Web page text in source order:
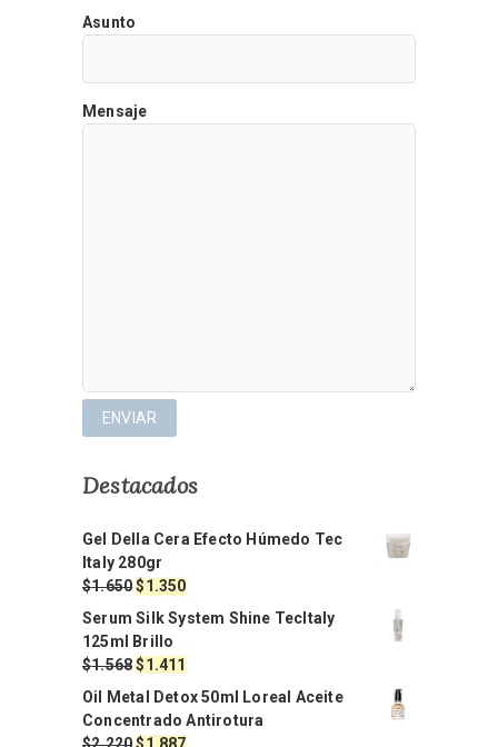
Asunto
Mensaje
Destacados
Gel Della Cera Efecto Húmedo Tec
Italy 280gr
$1.650El
precio
original
era:
$1.650.
$1.350El
precio
es:
$1.350.
Serum Silk System Shine TecItaly
125ml Brillo
$1.568El
precio
original
era:
$1.411
precio
actual
es:
Oil Metal Detox 50ml Loreal Aceite
Concentrado Antirotura
El El